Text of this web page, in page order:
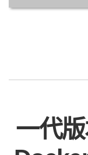
一代